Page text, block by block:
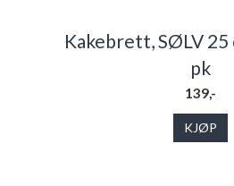
Kakebrett, SØLV 25
pk
139,-
KJØP